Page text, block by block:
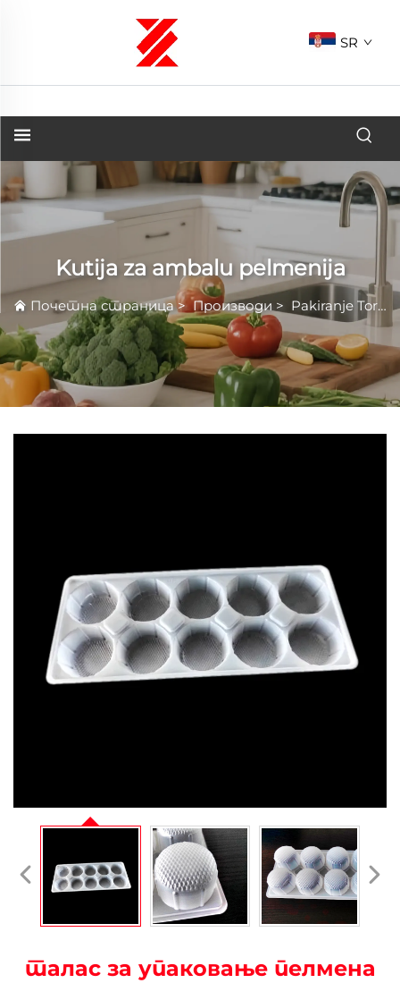
SR
Kutija za ambalu pelmenija
Почетна страница>Производи > Pakiranje Torti i Dimplja
талас за упаковање пелмена